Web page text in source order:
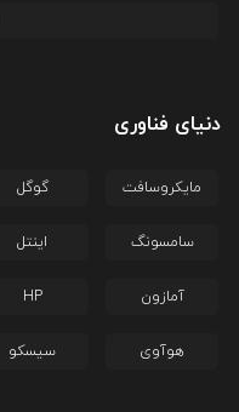
دنیای فناوری
مایکروسافت گوگل
سامسونگ اینتل
آمازون HP
هوآوی سیسکو